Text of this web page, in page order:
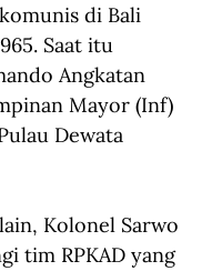
di Bali
Saat itu
Angkatan
Mayor (Inf)
Dewata
Kolonel Sarwo
tim RPKAD yang